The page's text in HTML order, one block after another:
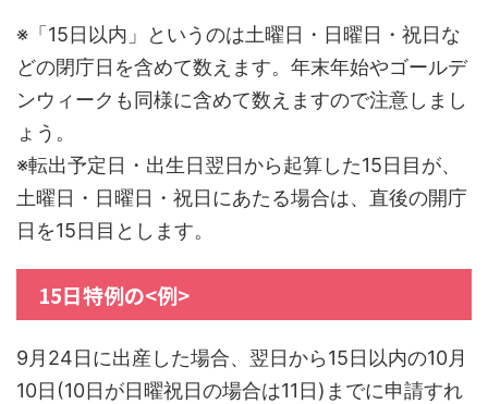
※「15日以内」というのは土曜日・日曜日・祝日な
どの閉庁日を含めて数えます。年末年始やゴールデ
ンウィークも同様に含めて数えますので注意しまし
ょう。
※転出予定日・出生日翌日から起算した15日目が、
土曜日・日曜日・祝日にあたる場合は、直後の開庁
日を15日目とします。
15日特例の<例>
9月24日に出産した場合、翌日から15日以内の10月
10日(10日が日曜祝日の場合は11日)までに申請すれ